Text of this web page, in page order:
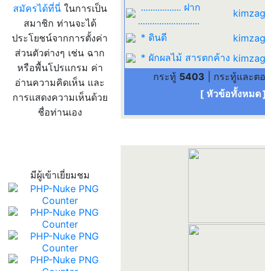
สมัครได้ที่นี่ในการเป็น
สมาชิก ท่านจะได้
ประโยชน์จากการตั้งค่า
ส่วนตัวต่างๆ เช่น ฉาก
หรือพื้นโปรแกรม ค่า
อ่านความคิดเห็น และ
การแสดงความเห็นด้วย
ชื่อท่านเอง
มีผู้เข้าเยี่ยมชม
................. ฝาก
..........................
* ดินดี
* ผักผลไม้ สารตกค้าง
กระทู้ 5403 | กระทู้และต
[ หัวข้อทั้งหมด